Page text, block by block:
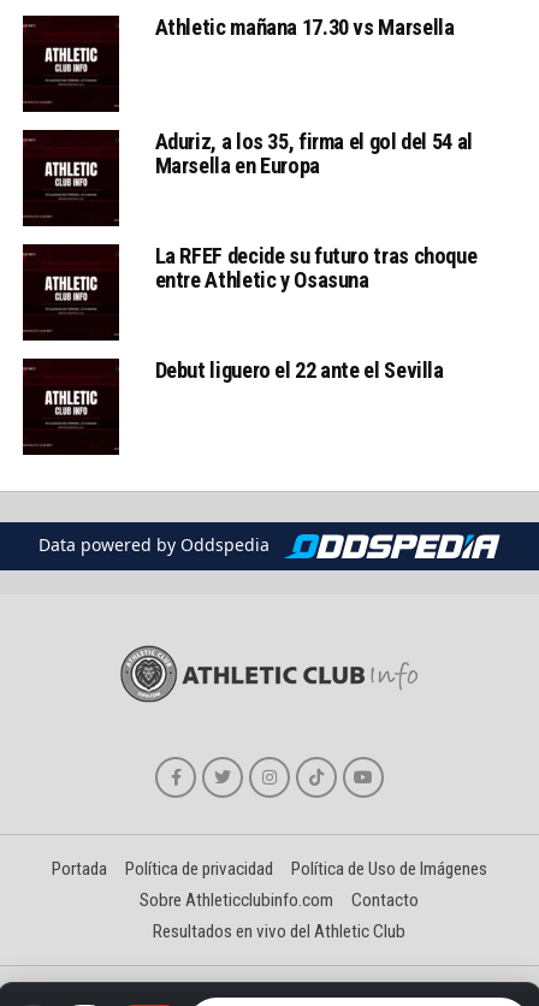
Athletic mañana 17.30 vs Marsella
Aduriz, a los 35, firma el gol del 54 al
Marsella en Europa
La RFEF decide su futuro tras choque
entre Athletic y Osasuna
Debut liguero el 22 ante el Sevilla
Data powered by Oddspedia
Portada Política de privacidad
Política de Uso de Imágenes
Sobre Athleticclubinfo.com
Contacto
Resultados en vivo del Athletic Club
Creado y gestionado por David Benéitez Landeta